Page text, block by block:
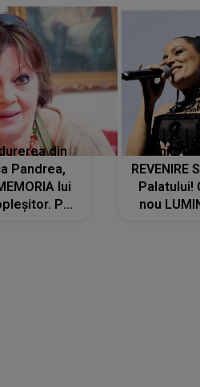
din
Pandrea,
lui
Pe
Tania
REVENIRE
Palatului!
nou